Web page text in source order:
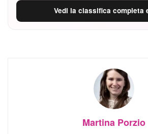
Vedi la classifica completa
Martina Porzio